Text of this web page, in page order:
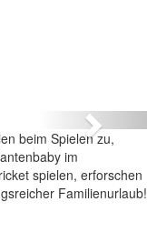
Next
beim Spielen zu,
im
spielen, erforschen
Familienurlaub!